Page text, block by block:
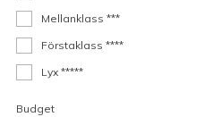
Mellanklass ***
Förstaklass ****
Lyx *****
Budget